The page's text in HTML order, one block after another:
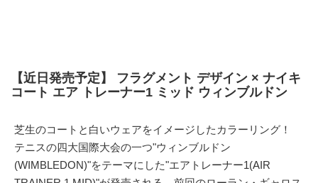
【近日発売予定】 フラグメント デザイン × ナイキ
コート エア トレーナー1 ミッド ウィンブルドン
芝生のコートと白いウェアをイメージしたカラーリング！
テニスの四大国際大会の一つ"ウィンブルドン
(WIMBLEDON)"をテーマにした"エアトレーナー1(AIR